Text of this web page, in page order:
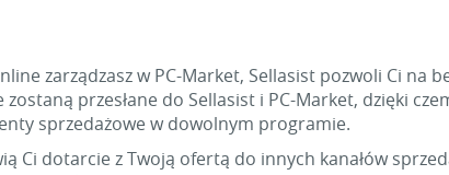
zarządzasz w PC-Market, Sellasist pozwoli Ci na
przesłane do Sellasist i PC-Market, dzięki
sprzedażowe w dowolnym programie.
Ci dotarcie z Twoją ofertą do innych kanałów